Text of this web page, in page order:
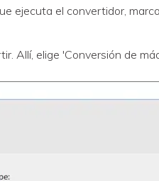
ejecuta el convertidor,
Allí, elige 'Conversión de